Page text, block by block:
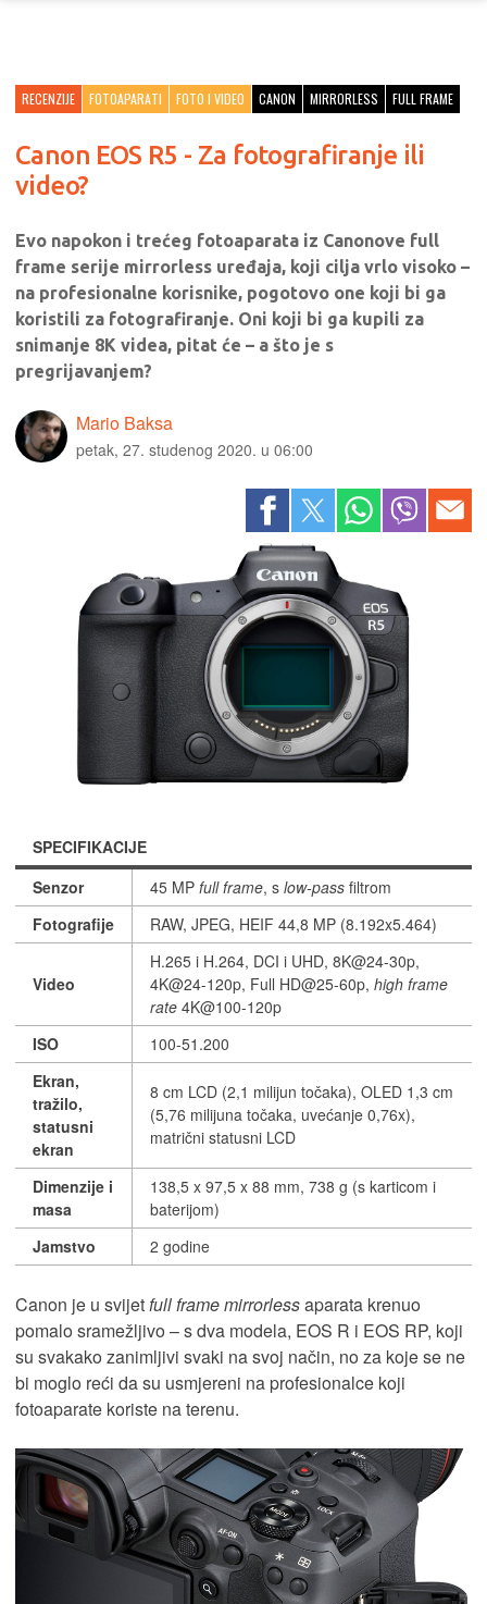
RECENZIJE FOTOAPARATI FOTO I VIDEO CANON MIRRORLESS FULL FRAME
Canon EOS R5 - Za fotografiranje ili
video?
Evo napokon i trećeg fotoaparata iz Canonove full
frame serije mirrorless uređaja, koji cilja vrlo visoko –
na profesionalne korisnike, pogotovo one koji bi ga
koristili za fotografiranje. Oni koji bi ga kupili za
snimanje 8K videa, pitat će – a što je s
pregrijavanjem?
Mario Baksa
petak, 27. studenog 2020. u 06:00
SPECIFIKACIJE
Senzor
45 MP full frame, s low-pass filtrom
Fotografije
RAW, JPEG, HEIF 44,8 MP (8.192x5.464)
Video
H.265 i H.264, DCI i UHD, 8K@24-30p,
4K@24-120p, Full HD@25-60p, high frame
rate 4K@100-120p
ISO
100-51.200
Ekran,
tražilo,
statusni
ekran
8 cm LCD (2,1 milijun točaka), OLED 1,3 cm
(5,76 milijuna točaka, uvećanje 0,76x),
matrični statusni LCD
Dimenzije i
masa
138,5 x 97,5 x 88 mm, 738 g (s karticom i
baterijom)
Jamstvo
2 godine
Canon je u svijet full frame mirrorlessaparata krenuo
pomalo sramežljivo – s dva modela, EOS R i EOS RP, koji
su svakako zanimljivi svaki na svoj način, no za koje se ne
bi moglo reći da su usmjereni na profesionalce koji
fotoaparate koriste na terenu.